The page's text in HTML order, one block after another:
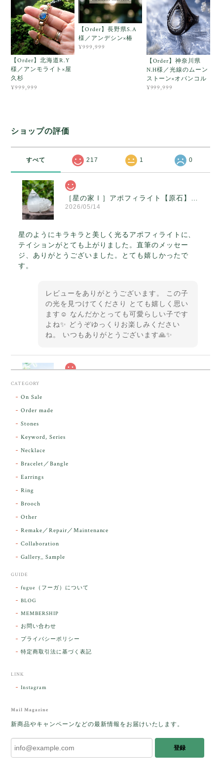
【Order】北海道R.Y
様／アンモライト×屋
久杉
¥999,999
【Order】長野県S.A
様／アンデシン×椿
¥999,999
【Order】神奈川県
N.H様／光線のムーン
ストーン×オバンコル
¥999,999
ショップの評価
すべて 217 1 0
2026/05/14
星のようにキラキラと美しく光るアポフィライトに、
テイションがとても上がりました。直筆のメッセー
ジ、ありがとうございました。とても嬉しかったで
す。
レビューをありがとうございます。 この子
の光を見つけてくださり とても嬉しく思い
ます☺️ なんだかとっても可愛らしい子です
よね✨ どうぞゆっくりお楽しみください
ね。 いつもありがとうございます🙏✨
ンダラで感動しました。素敵な箱と和紙で石を包んで
下さり、ありがとうございました。
レビューをありがとうございます。 実物を
こそ この度は誠にありがとうございまし
た人に幸せが訪れる」という言い伝えがあるケサラン
パサラン。とっても素敵です。メッセージでは色々記
憶違いもありましたが、またいつかお会いして楽しい
した。
をあたたかく迎え入れてくださり とても嬉
しく思います。 この石のふわりとした光を
ランパサラン」でした。これからはT様の
傍で そっと見守ってくれるのではないかな
CATEGORY
On Sale
Order made
Stones
Keyword, Series
Necklace
Bracelet／Bangle
Earrings
Ring
Brooch
Other
Remake／Repair／Maintenance
Collaboration
Gallery_ Sample
GUIDE
fugue（フーガ）について
BLOG
MEMBERSHIP
お問い合わせ
プライバシーポリシー
特定商取引法に基づく表記
LINK
Instagram
Mail Magazine
新商品やキャンペーンなどの最新情報をお届けいたします。
登録